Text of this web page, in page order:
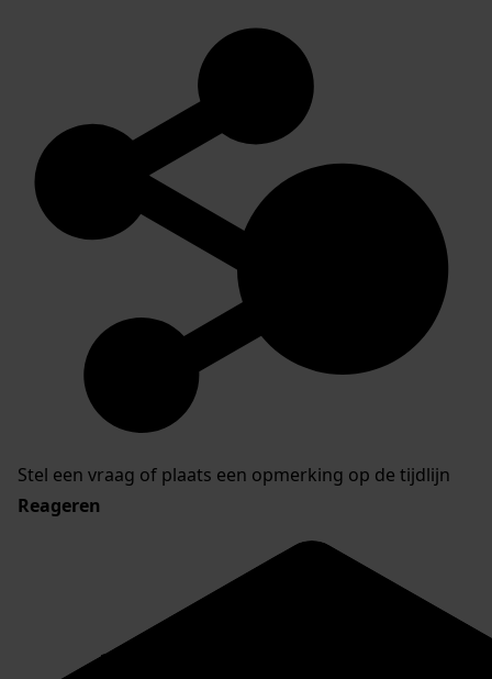
Stel een vraag of plaats een opmerking op de tijdlijn
Reageren